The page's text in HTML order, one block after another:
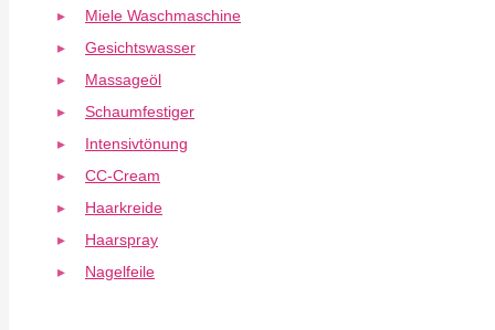
Miele Waschmaschine
Gesichtswasser
Massageöl
Schaumfestiger
Intensivtönung
CC-Cream
Haarkreide
Haarspray
Nagelfeile